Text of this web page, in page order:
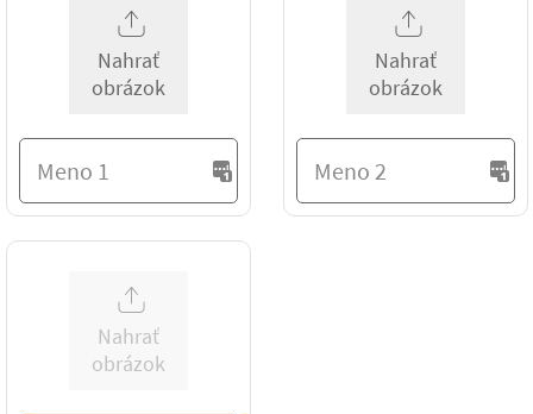
Nahrať
obrázok
Nahrať
obrázok
Nahrať
obrázok